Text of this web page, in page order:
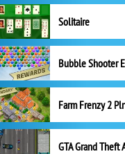
Solitaire
GTA Grand Theft